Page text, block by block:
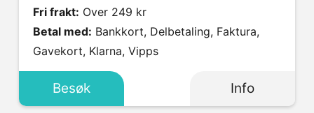
Fri frakt: Over 249 kr
Betal med:
Gavekort, Klarna, Vipps
Besøk Info